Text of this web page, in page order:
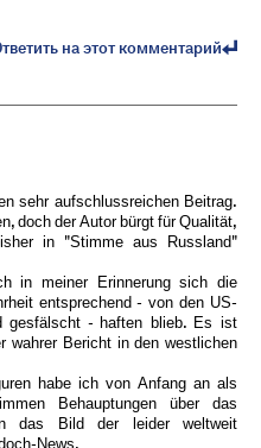
на этот комментарий
sehr aufschlussreichen Beitrag.
doch der Autor bürgt für Qualität,
in "Stimme aus Russland"
in meiner Erinnerung sich die
entsprechend - von den US-
gesfälscht - haften blieb. Es ist
wahrer Bericht in den westlichen
habe ich von Anfang an als
Behauptungen über das
das Bild der leider weltweit
News.